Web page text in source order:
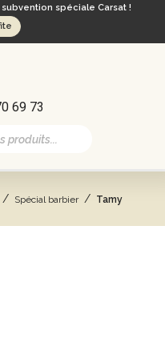
spéciale Carsat !
69 73
/ Spécial barbier / Tamy